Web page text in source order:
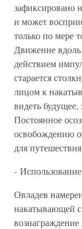
зафиксировано
и может
только по мере
Движение
действием
старается
лицом к
видеть будущее,
Постоянное
освобождению
для
-
Овладев
накатывающей